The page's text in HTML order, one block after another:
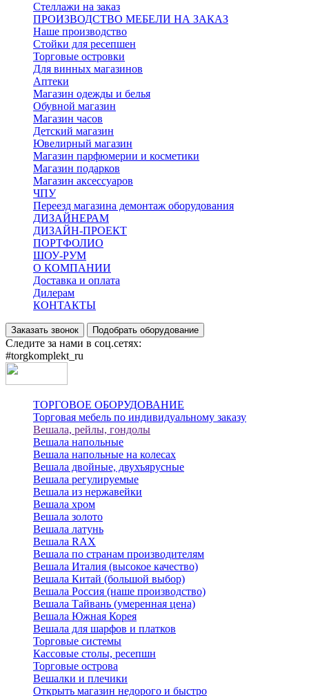
Стеллажи на заказ
ПРОИЗВОДСТВО МЕБЕЛИ НА ЗАКАЗ
Наше производство
Стойки для ресепшен
Торговые островки
Для винных магазинов
Аптеки
Магазин одежды и белья
Обувной магазин
Магазин часов
Детский магазин
Ювелирный магазин
Магазин парфюмерии и косметики
Магазин подарков
Магазин аксессуаров
ЧПУ
Переезд магазина демонтаж оборудования
ДИЗАЙНЕРАМ
ДИЗАЙН-ПРОЕКТ
ПОРТФОЛИО
ШОУ-РУМ
О КОМПАНИИ
Доставка и оплата
Дилерам
КОНТАКТЫ
Заказать звонок Подобрать оборудование
Следите за нами в соц.сетях:
#torgkomplekt_ru
ТОРГОВОЕ ОБОРУДОВАНИЕ
Торговая мебель по индивидуальному заказу
Вешала, рейлы, гондолы
Вешала напольные
Вешала напольные на колесах
Вешала двойные, двухъярусные
Вешала регулируемые
Вешала из нержавейки
Вешала хром
Вешала золото
Вешала латунь
Вешала RAX
Вешала по странам производителям
Вешала Италия (высокое качество)
Вешала Китай (большой выбор)
Вешала Россия (наше производство)
Вешала Тайвань (умеренная цена)
Вешала Южная Корея
Вешала для шарфов и платков
Торговые системы
Кассовые столы, ресепшн
Торговые острова
Вешалки и плечики
Открыть магазин недорого и быстро